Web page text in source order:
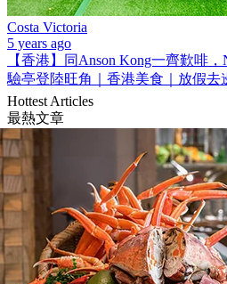
Costa Victoria
5 years ago
【香港】同Anson Kong一齊歎啡
驗亭登陸旺角｜香港美食｜放假去
Hottest Articles
最熱文章